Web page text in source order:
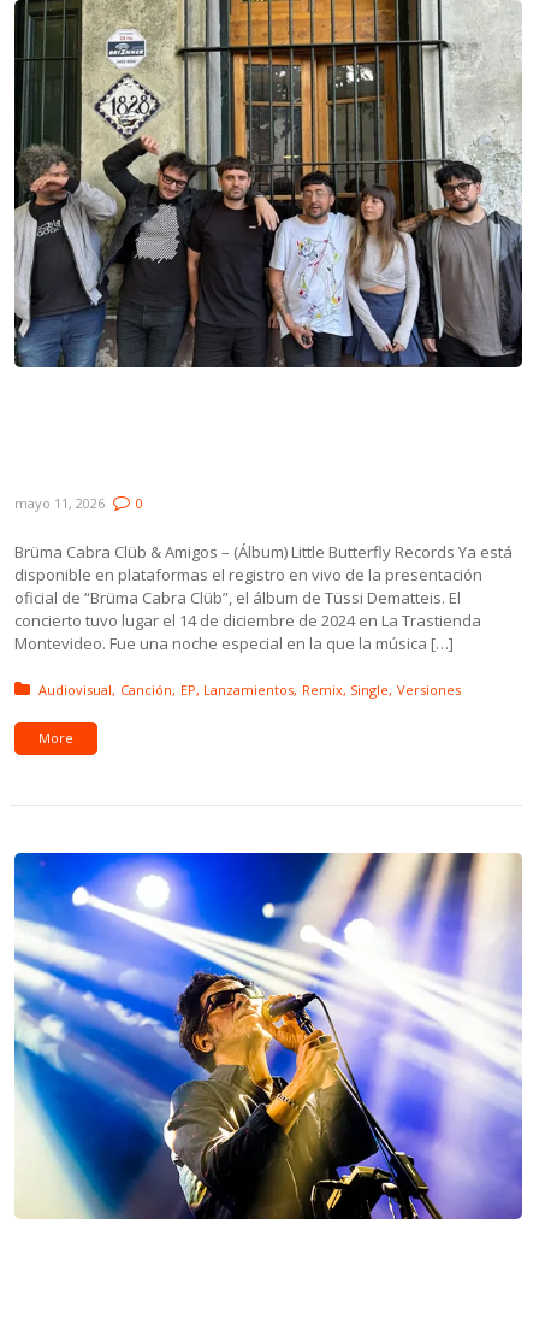
mayo 11, 2026 0
Brüma Cabra Clüb & Amigos – (Álbum) Little Butterfly Records Ya está
disponible en plataformas el registro en vivo de la presentación
oficial de “Brüma Cabra Clüb”, el álbum de Tüssi Dematteis. El
concierto tuvo lugar el 14 de diciembre de 2024 en La Trastienda
Montevideo. Fue una noche especial en la que la música […]
Posted in:
Audiovisual Canción EP Lanzamientos Remix Single Versiones
More